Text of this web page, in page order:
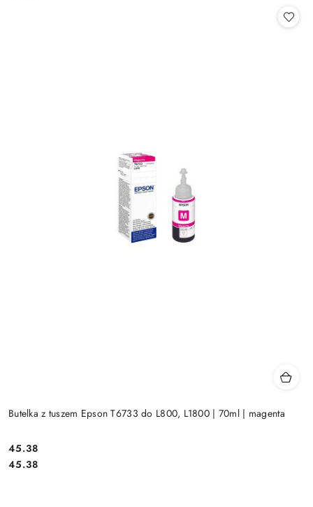
Butelka z tuszem Epson T6733 do L800, L1800 | 70ml | magenta
Cena:
45.38
Cena:
45.38